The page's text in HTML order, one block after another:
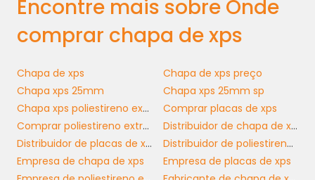
fazendo uma escolha acertada. Uma
empresa bem avaliada geralmente assegura
pós-venda.
A variedade de produtos também é um
aspecto a ser considerado. Fornecedores que
oferecem diferentes tipos de chapa dexps
outros materiais de isolamento podem
facilitar o processo de compra, permitindo
Encontre mais sobre Onde
comprar chapa de xps
Chapa de xps
Chapa de xps preço
Chapa xps 25mm
Chapa xps 25mm sp
Chapa xps poliestireno extrudado
Comprar placas de xps
Comprar poliestireno extrudado xps
Distribuidor de chapa de xps
Distribuidor de placas de xps
Distribuidor de poliestireno extrudado xps
Empresa de chapa de xps
Empresa de placas de xps